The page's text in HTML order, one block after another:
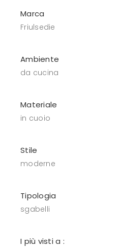
Marca
Friulsedie
Ambiente
da cucina
Materiale
in cuoio
Stile
moderne
Tipologia
sgabelli
I più visti a :